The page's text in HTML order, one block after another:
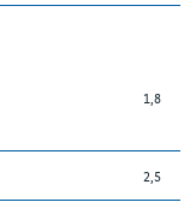
1,8
2,5